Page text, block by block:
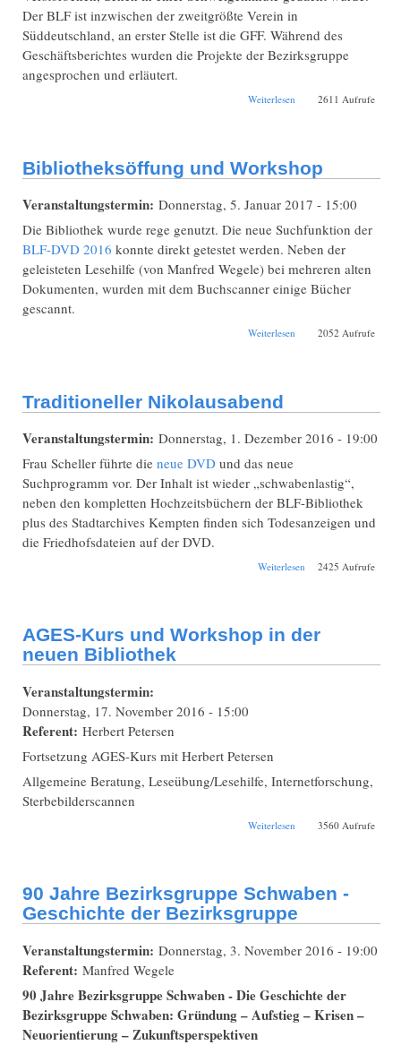
Der BLF ist inzwischen der zweitgrößte Verein in
Süddeutschland, an erster Stelle ist die GFF. Während des
Geschäftsberichtes wurden die Projekte der Bezirksgruppe
angesprochen und erläutert.
Weiterlesen 2611 Aufrufe
Bibliotheksöffung und Workshop
Veranstaltungstermin: Donnerstag, 5. Januar 2017 - 15:00
Die Bibliothek wurde rege genutzt. Die neue Suchfunktion der
BLF-DVD 2016 konnte direkt getestet werden. Neben der
geleisteten Lesehilfe (von Manfred Wegele) bei mehreren alten
Dokumenten, wurden mit dem Buchscanner einige Bücher
gescannt.
Weiterlesen über Bibliotheksöffung
2052 Aufrufe
Traditioneller Nikolausabend
Veranstaltungstermin: Donnerstag, 1. Dezember 2016 - 19:00
Frau Scheller führte die neue DVD und das neue
Suchprogramm vor. Der Inhalt ist wieder „schwabenlastig“,
neben den kompletten Hochzeitsbüchern der BLF-Bibliothek
plus des Stadtarchives Kempten finden sich Todesanzeigen und
die Friedhofsdateien auf der DVD.
Weiterlesen über Traditioneller
2425 Aufrufe
AGES-Kurs und Workshop in der
neuen Bibliothek
Veranstaltungstermin:
Donnerstag, 17. November 2016 - 15:00
Referent: Herbert Petersen
Fortsetzung AGES-Kurs mit Herbert Petersen
Allgemeine Beratung, Leseübung/Lesehilfe, Internetforschung,
Sterbebilderscannen
Weiterlesen über AGES-Kurs und
3560 Aufrufe
90 Jahre Bezirksgruppe Schwaben -
Geschichte der Bezirksgruppe
Veranstaltungstermin: Donnerstag, 3. November 2016 - 19:00
Referent: Manfred Wegele
90 Jahre Bezirksgruppe Schwaben - Die Geschichte der
Bezirksgruppe Schwaben: Gründung – Aufstieg – Krisen –
Neuorientierung – Zukunftsperspektiven